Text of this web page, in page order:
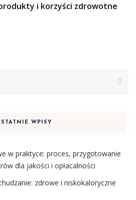
i korzyści zdrowotne
WPISY
w praktyce: proces, przygotowanie
dla jakości i opłacalności
zdrowe i niskokaloryczne